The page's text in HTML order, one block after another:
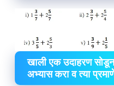
खाली एक उदाहरण
अभ्यास करा व त्या